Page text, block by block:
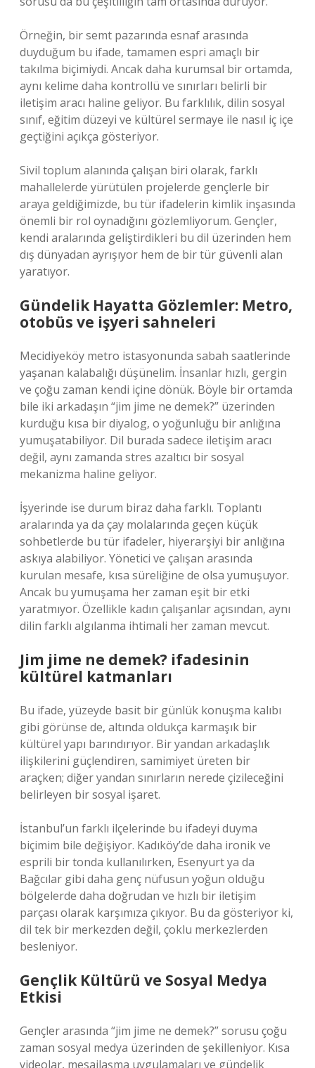
Örneğin, bir semt pazarında esnaf arasında
duyduğum bu ifade, tamamen espri amaçlı bir
takılma biçimiydi. Ancak daha kurumsal bir ortamda,
aynı kelime daha kontrollü ve sınırları belirli bir
iletişim aracı haline geliyor. Bu farklılık, dilin sosyal
sınıf, eğitim düzeyi ve kültürel sermaye ile nasıl iç içe
geçtiğini açıkça gösteriyor.
Sivil toplum alanında çalışan biri olarak, farklı
mahallelerde yürütülen projelerde gençlerle bir
araya geldiğimizde, bu tür ifadelerin kimlik inşasında
önemli bir rol oynadığını gözlemliyorum. Gençler,
kendi aralarında geliştirdikleri bu dil üzerinden hem
dış dünyadan ayrışıyor hem de bir tür güvenli alan
yaratıyor.
Gündelik Hayatta Gözlemler: Metro,
otobüs ve işyeri sahneleri
Mecidiyeköy metro istasyonunda sabah saatlerinde
yaşanan kalabalığı düşünelim. İnsanlar hızlı, gergin
ve çoğu zaman kendi içine dönük. Böyle bir ortamda
bile iki arkadaşın “jim jime ne demek?” üzerinden
kurduğu kısa bir diyalog, o yoğunluğu bir anlığına
yumuşatabiliyor. Dil burada sadece iletişim aracı
değil, aynı zamanda stres azaltıcı bir sosyal
mekanizma haline geliyor.
İşyerinde ise durum biraz daha farklı. Toplantı
aralarında ya da çay molalarında geçen küçük
sohbetlerde bu tür ifadeler, hiyerarşiyi bir anlığına
askıya alabiliyor. Yönetici ve çalışan arasında
kurulan mesafe, kısa süreliğine de olsa yumuşuyor.
Ancak bu yumuşama her zaman eşit bir etki
yaratmıyor. Özellikle kadın çalışanlar açısından, aynı
dilin farklı algılanma ihtimali her zaman mevcut.
Jim jime ne demek? ifadesinin
kültürel katmanları
Bu ifade, yüzeyde basit bir günlük konuşma kalıbı
gibi görünse de, altında oldukça karmaşık bir
kültürel yapı barındırıyor. Bir yandan arkadaşlık
ilişkilerini güçlendiren, samimiyet üreten bir
araçken; diğer yandan sınırların nerede çizileceğini
belirleyen bir sosyal işaret.
İstanbul’un farklı ilçelerinde bu ifadeyi duyma
biçimim bile değişiyor. Kadıköy’de daha ironik ve
esprili bir tonda kullanılırken, Esenyurt ya da
Bağcılar gibi daha genç nüfusun yoğun olduğu
bölgelerde daha doğrudan ve hızlı bir iletişim
parçası olarak karşımıza çıkıyor. Bu da gösteriyor ki,
dil tek bir merkezden değil, çoklu merkezlerden
besleniyor.
Gençlik Kültürü ve Sosyal Medya
Etkisi
Gençler arasında “jim jime ne demek?” sorusu çoğu
zaman sosyal medya üzerinden de şekilleniyor. Kısa
videolar, mesajlaşma uygulamaları ve gündelik